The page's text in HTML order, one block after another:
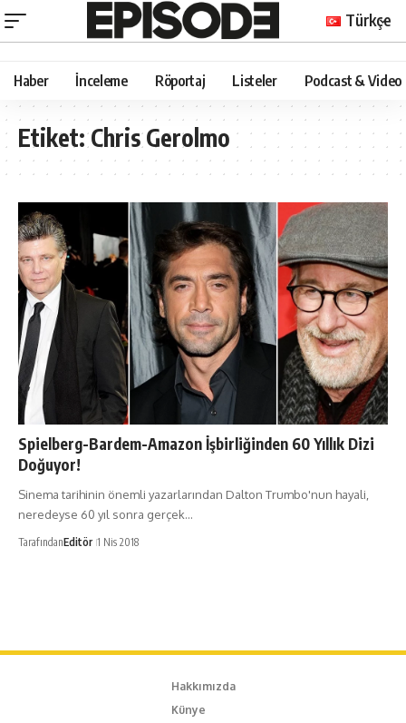
Türkçe
Haber İnceleme Röportaj Listeler Podcast & Video
Etiket:Chris Gerolmo
Spielberg-Bardem-Amazon İşbirliğinden 60 Yıllık Dizi
Doğuyor!
Sinema tarihinin önemli yazarlarından Dalton Trumbo'nun hayali,
neredeyse 60 yıl sonra gerçek…
TarafındanEditör 1 Nis 2018
Hakkımızda
Künye